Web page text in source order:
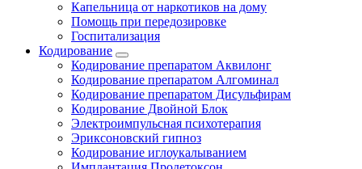
Капельница от наркотиков на дому
Помощь при передозировке
Госпитализация
Кодирование
Кодирование препаратом Аквилонг
Кодирование препаратом Алгоминал
Кодирование препаратом Дисульфирам
Кодирование Двойной Блок
Электроимпульсная психотерапия
Эриксоновский гипноз
Кодирование иглоукалыванием